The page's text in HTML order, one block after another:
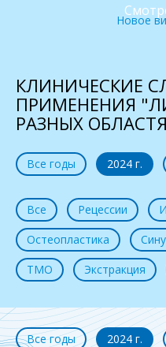
Новое
КЛИНИЧЕСКИЕ
ПРИМЕНЕНИЯ
РАЗНЫХ
Все годы 2024 г.
Все Рецессии
Остеопластика
ТМО
Экстракция
Все годы 2024 г.